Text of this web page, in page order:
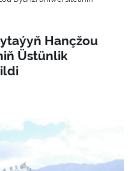
Hançžou
Üstünlik